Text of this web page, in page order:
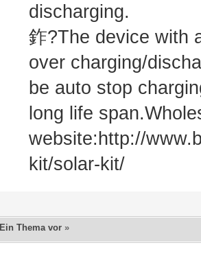
discharging.
鈼?The device with
over charging/
be auto stop
long life
website:http://
kit/solar-kit/
Ein Thema vor »